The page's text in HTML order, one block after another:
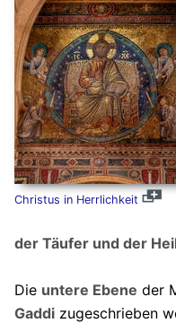
Christus in Herrlichkeit
der Täufer und der
Die untere Ebene der
Gaddizugeschrieben